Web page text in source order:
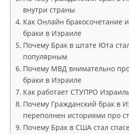
внутри страны
Как Онлайн бракосочетание
браки в Израиле
Почему Брак в штате Юта
популярным
Почему МВД внимательно
браки в Израиле
Как работает СТУПРО
Почему Гражданский брак в
переполнен историями про
Почему Брак в США стал